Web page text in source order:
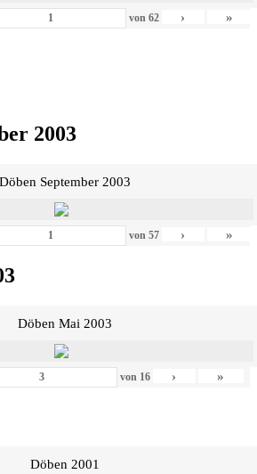
von 62 › »
2003
Döben September 2003
von 57 › »
Döben Mai 2003
von 16 › »
Döben 2001